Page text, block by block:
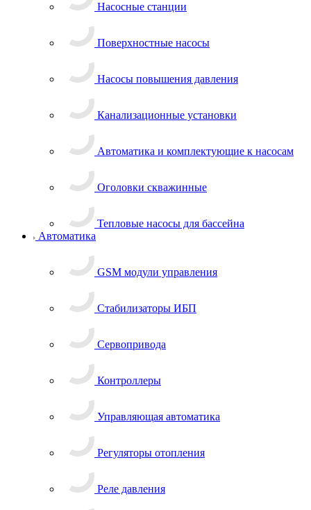
Насосные станции
Поверхностные насосы
Насосы повышения давления
Канализационные установки
Автоматика и комплектующие к насосам
Оголовки скважинные
Тепловые насосы для бассейна
Автоматика
GSM модули управления
Стабилизаторы ИБП
Сервопривода
Контроллеры
Управляющая автоматика
Регуляторы отопления
Реле давления